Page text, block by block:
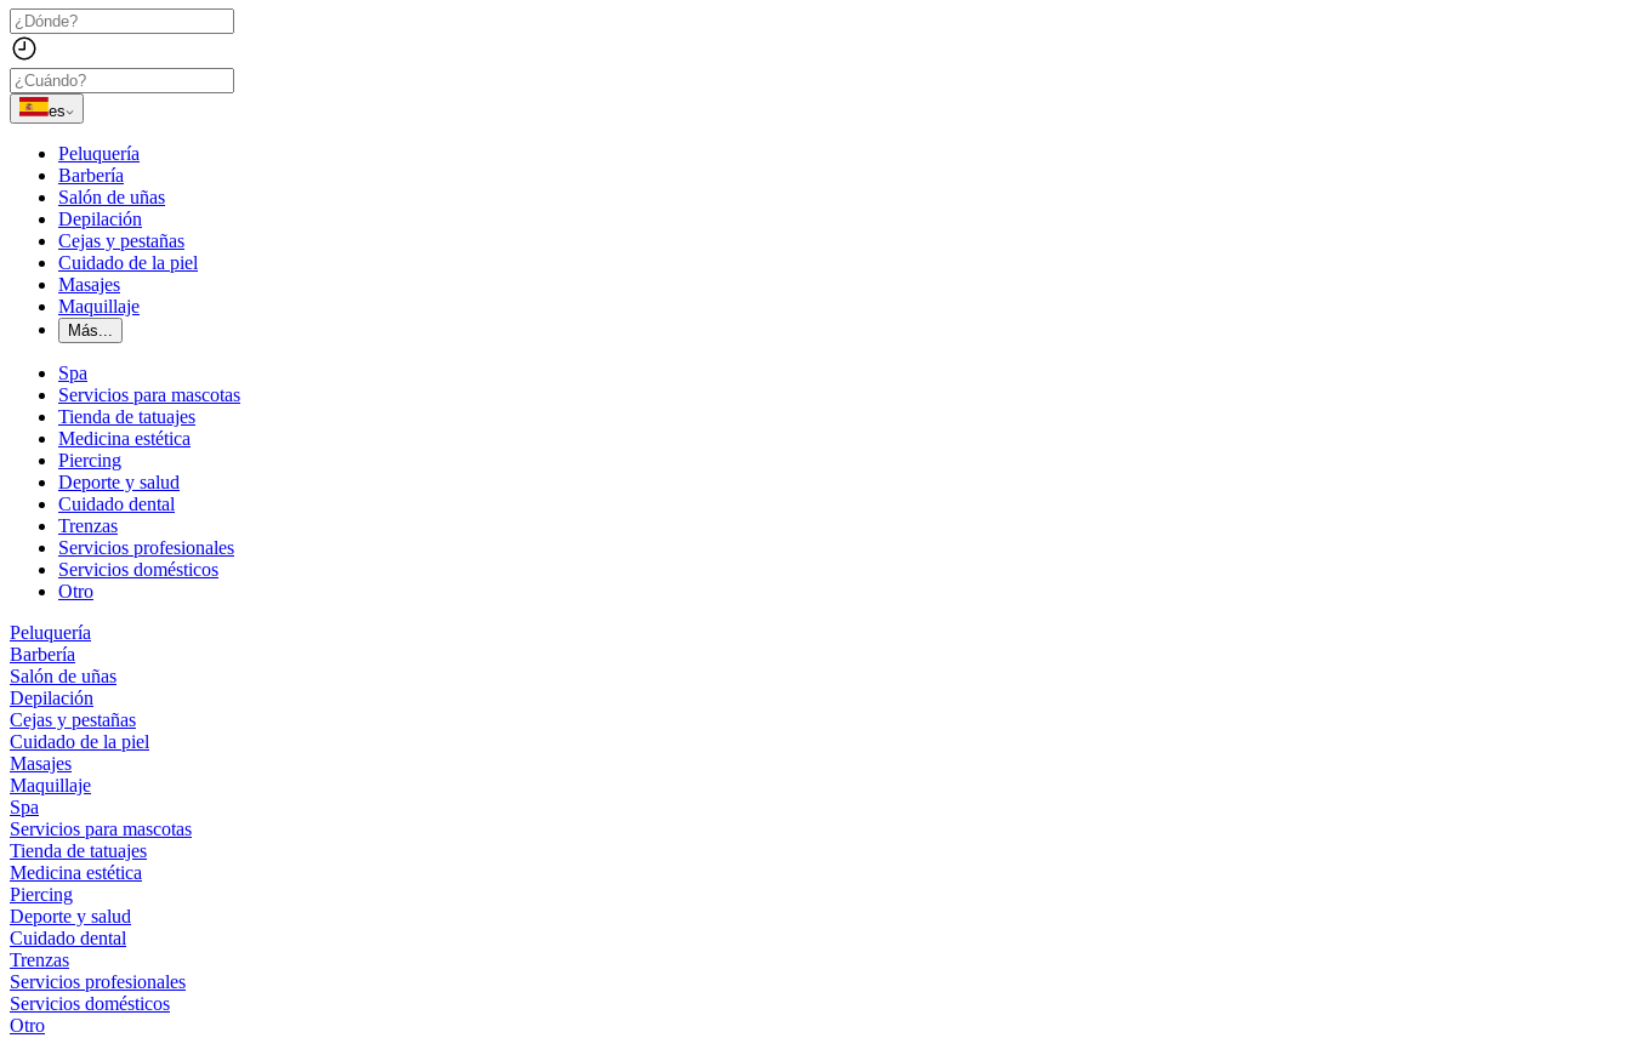
es
Peluquería
Barbería
Salón de uñas
Depilación
Cejas y pestañas
Cuidado de la piel
Masajes
Maquillaje
Más...
Spa
Servicios para mascotas
Tienda de tatuajes
Medicina estética
Piercing
Deporte y salud
Cuidado dental
Trenzas
Servicios profesionales
Servicios domésticos
Otro
Peluquería
Barbería
Salón de uñas
Depilación
Cejas y pestañas
Cuidado de la piel
Masajes
Maquillaje
Spa
Servicios para mascotas
Tienda de tatuajes
Medicina estética
Piercing
Deporte y salud
Cuidado dental
Trenzas
Servicios profesionales
Servicios domésticos
Otro